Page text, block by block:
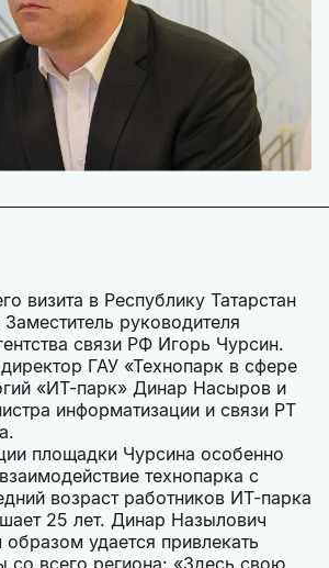
визита в Республику Татарстан
руководителя
связи РФ Игорь Чурсин.
ГАУ «Технопарк в сфере
«ИТ-парк» Динар Насыров и
информатизации и связи РТ
площадки Чурсина особенно
технопарка с
возраст работников ИТ-парка
25 лет. Динар Назылович
удается привлекать
со всего региона: «Здесь свою